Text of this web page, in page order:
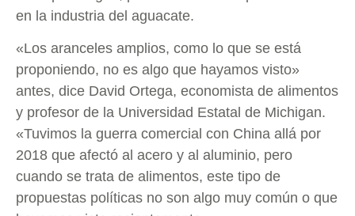
en la industria del aguacate.
«Los aranceles amplios, como lo que se está
proponiendo, no es algo que hayamos visto»
antes, dice David Ortega, economista de alimentos
y profesor de la Universidad Estatal de Michigan.
«Tuvimos la guerra comercial con China allá por
2018 que afectó al acero y al aluminio, pero
cuando se trata de alimentos, este tipo de
propuestas políticas no son algo muy común o que